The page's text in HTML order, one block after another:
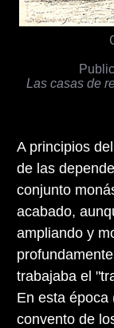
Las casas de
A principios
de las
conjunto
acabado,
ampliando y
trabajaba el
En esta época
convento de